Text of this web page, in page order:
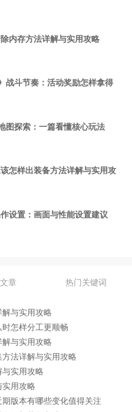
内存方法详解与实用攻略
战斗节奏：活动奖励怎样拿得
图探索：一篇看懂核心玩法
怎样出装备方法详解与实用攻
作设置：画面与性能设置建议
章 热门关键词
与实用攻略
时怎样分工更顺畅
与实用攻略
法详解与实用攻略
实用攻略
用攻略
期版本有哪些变化值得关注